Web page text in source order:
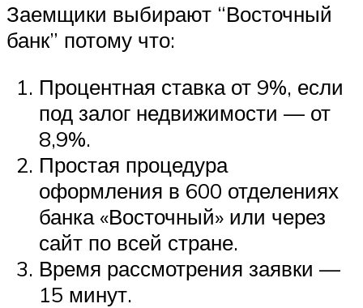
Заемщики выбирают “Восточный
банк” потому что:
Процентная ставка от 9%, если
под залог недвижимости — от
8,9%.
Простая процедура
оформления в 600 отделениях
банка «Восточный» или через
сайт по всей стране.
Время рассмотрения заявки —
15 минут.